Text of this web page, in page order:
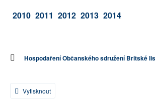
2010 2011 2012 2013 2014
Hospodaření Občanského sdružení Britské
Vytisknout